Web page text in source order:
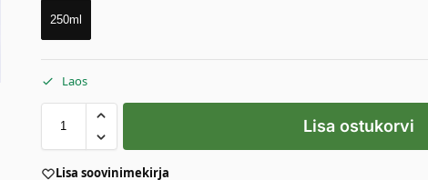
250ml
Laos
Lisa ostukorvi
Lisa soovinimekirja